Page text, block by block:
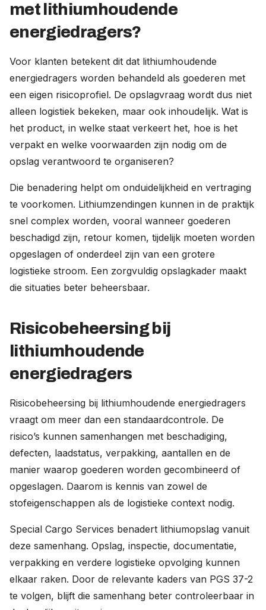
met lithiumhoudende
energiedragers?
Voor klanten betekent dit dat lithiumhoudende
energiedragers worden behandeld als goederen met
een eigen risicoprofiel. De opslagvraag wordt dus niet
alleen logistiek bekeken, maar ook inhoudelijk. Wat is
het product, in welke staat verkeert het, hoe is het
verpakt en welke voorwaarden zijn nodig om de
opslag verantwoord te organiseren?
Die benadering helpt om onduidelijkheid en vertraging
te voorkomen. Lithiumzendingen kunnen in de praktijk
snel complex worden, vooral wanneer goederen
beschadigd zijn, retour komen, tijdelijk moeten worden
opgeslagen of onderdeel zijn van een grotere
logistieke stroom. Een zorgvuldig opslagkader maakt
die situaties beter beheersbaar.
Risicobeheersing bij
lithiumhoudende
energiedragers
Risicobeheersing bij lithiumhoudende energiedragers
vraagt om meer dan een standaardcontrole. De
risico’s kunnen samenhangen met beschadiging,
defecten, laadstatus, verpakking, aantallen en de
manier waarop goederen worden gecombineerd of
opgeslagen. Daarom is kennis van zowel de
stofeigenschappen als de logistieke context nodig.
Special Cargo Services benadert lithiumopslag vanuit
deze samenhang. Opslag, inspectie, documentatie,
verpakking en verdere logistieke opvolging kunnen
elkaar raken. Door de relevante kaders van PGS 37-2
te volgen, blijft die samenhang beter controleerbaar in